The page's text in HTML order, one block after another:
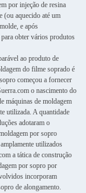
por injeção de resina
(ou aquecido até um
e após
obter vários produtos
ao produto de
do filme soprado é
começou a fornecer
o nascimento do
máquinas de moldagem
utilizada. A quantidade
adotaram o
por sopro
utilizados
a tática de construção
por sopro por
incorporam
de alongamento.